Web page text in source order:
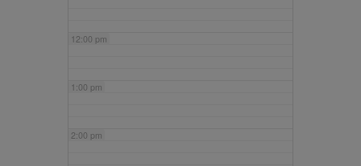
12:00 pm
1:00 pm
2:00 pm